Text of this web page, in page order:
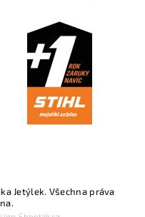
Jetýlek. Všechna práva